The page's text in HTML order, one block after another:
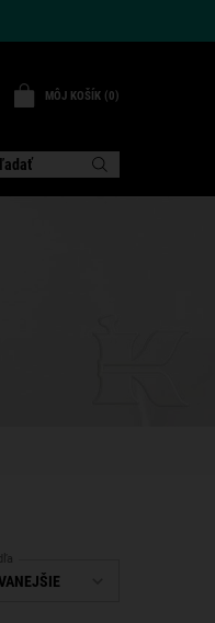
MÔJ KOŠÍK 0
0 VÝROBOK